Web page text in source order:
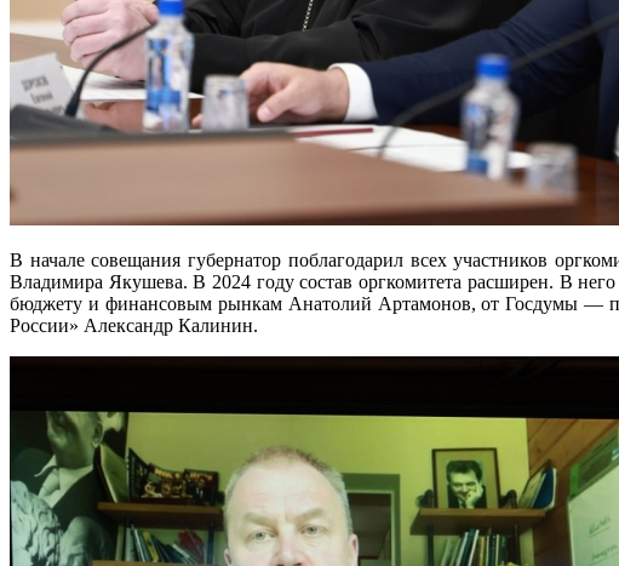
В начале совещания губернатор поблагодарил всех участников
Владимира Якушева. В 2024 году состав оргкомитета расширен. В
бюджету и финансовым рынкам Анатолий Артамонов, от Госдумы —
России» Александр Калинин.